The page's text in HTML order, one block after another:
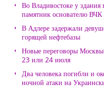
Во Владивостоке у
памятник основателю
В Адлере задержали
горящей нефтебазы
Новые переговоры
23 или 24 июля
Два человека погибли и
ночной атаки на